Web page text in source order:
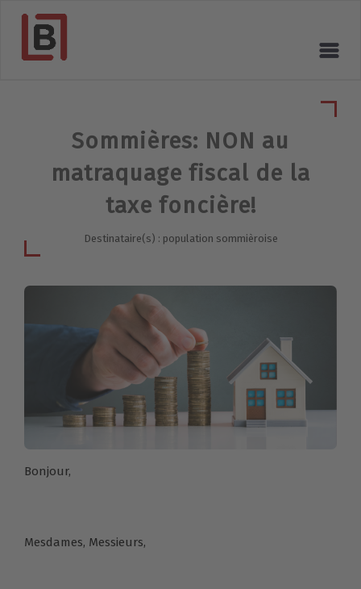
Sommières: NON au
matraquage fiscal de la
taxe foncière!
Destinataire(s) : population sommièroise
Bonjour,
Mesdames, Messieurs,